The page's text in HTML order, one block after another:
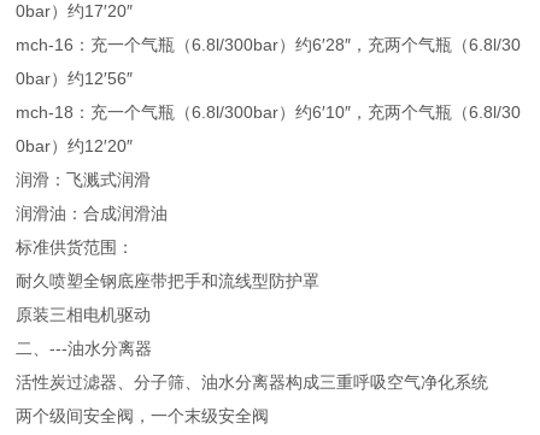
0bar）约17′20″
mch-16：充一个气瓶（6.8l/300bar）约6′28″，充两个气瓶（6.8l/30
0bar）约12′56″
mch-18：充一个气瓶（6.8l/300bar）约6′10″，充两个气瓶（6.8l/30
0bar）约12′20″
润滑：飞溅式润滑
润滑油：合成润滑油
标准供货范围：
耐久喷塑全钢底座带把手和流线型防护罩
原装三相电机驱动
二、---油水分离器
活性炭过滤器、分子筛、油水分离器构成三重呼吸空气净化系统
两个级间安全阀，一个末级安全阀